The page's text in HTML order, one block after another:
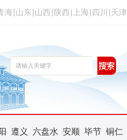
海 山东 山西 陕西 上海 四川 天津
遵义 六盘水 安顺 毕节 铜仁